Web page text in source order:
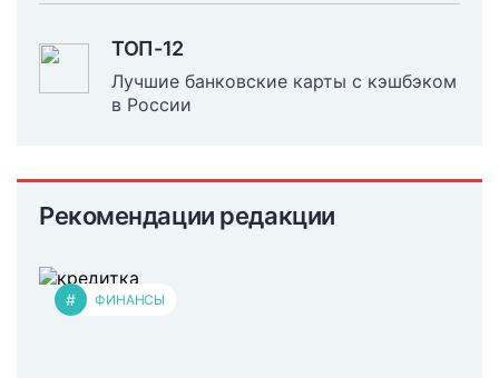
ТОП-12
Лучшие банковские карты с кэшбэком
в России
Рекомендации редакции
# ФИНАНСЫ